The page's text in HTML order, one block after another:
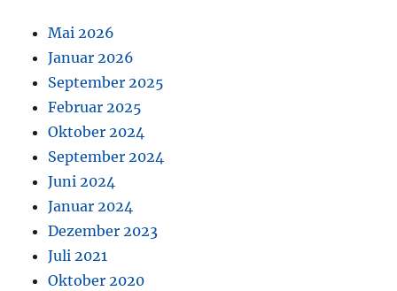
Mai 2026
Januar 2026
September 2025
Februar 2025
Oktober 2024
September 2024
Juni 2024
Januar 2024
Dezember 2023
Juli 2021
Oktober 2020